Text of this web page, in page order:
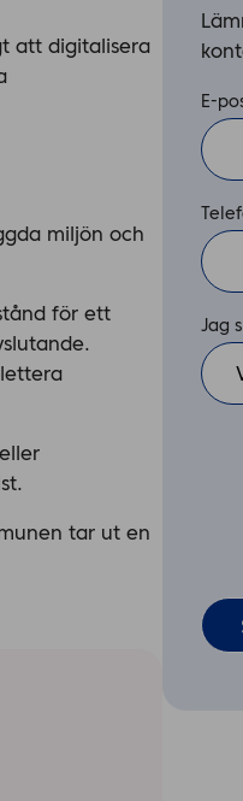
att digitalisera
miljön och
för ett
tar ut en
E-
Jag